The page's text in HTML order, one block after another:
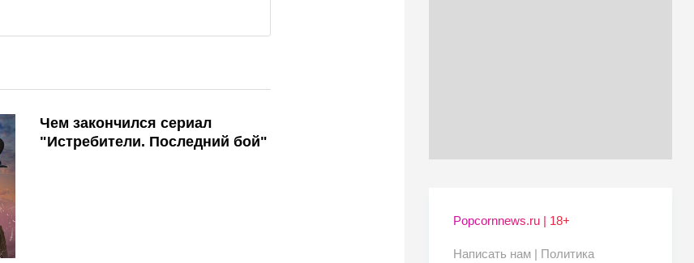
Чем закончился сериал
"Истребители. Последний бой"
Popcornnews.ru | 18+
Написать нам | Политика